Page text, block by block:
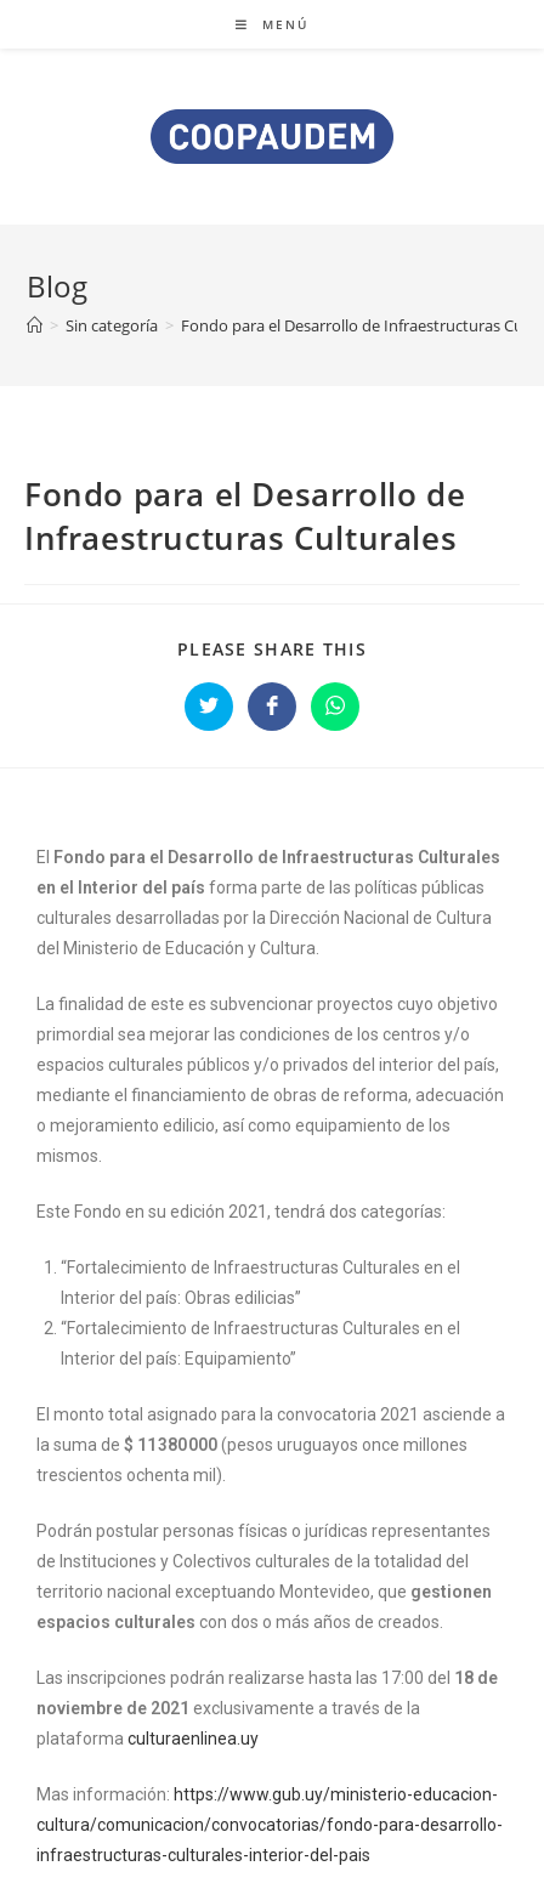
MENÚ
Blog
> Sin categoría > Fondo para el Desarrollo de Infraestructuras
Fondo para el Desarrollo de
Infraestructuras Culturales
PLEASE SHARE THIS
El Fondo para el Desarrollo de Infraestructuras Culturales
en el Interior del país forma parte de las políticas públicas
culturales desarrolladas por la Dirección Nacional de Cultura
del Ministerio de Educación y Cultura.
La finalidad de este es subvencionar proyectos cuyo objetivo
primordial sea mejorar las condiciones de los centros y/o
espacios culturales públicos y/o privados del interior del país,
mediante el financiamiento de obras de reforma, adecuación
o mejoramiento edilicio, así como equipamiento de los
mismos.
Este Fondo en su edición 2021, tendrá dos categorías:
“Fortalecimiento de Infraestructuras Culturales en el
Interior del país: Obras edilicias”
“Fortalecimiento de Infraestructuras Culturales en el
Interior del país: Equipamiento”
El monto total asignado para la convocatoria 2021 asciende a
la suma de $ 11 380 000(pesos uruguayos once millones
trescientos ochenta mil).
Podrán postular personas físicas o jurídicas representantes
de Instituciones y Colectivos culturales de la totalidad del
territorio nacional exceptuando Montevideo, que gestionen
espacios culturales con dos o más años de creados.
Las inscripciones podrán realizarse hasta las 17:00 del 18 de
noviembre de 2021 exclusivamente a través de la
plataforma culturaenlinea.uy
Mas información: https://www.gub.uy/ministerio-educacion-
cultura/comunicacion/convocatorias/fondo-para-desarrollo-
infraestructuras-culturales-interior-del-pais